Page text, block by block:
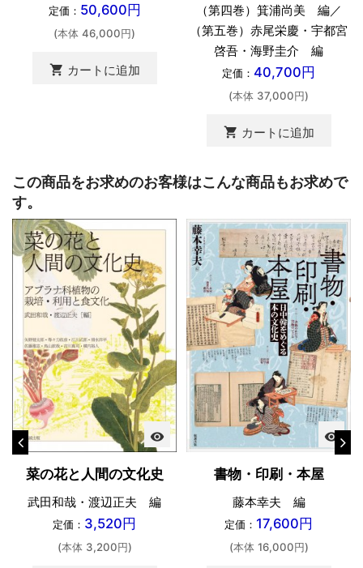
定価： 50,600円
(本体 46,000円)
shopping_cart カートに追加
（第四巻）箕浦尚美 編／
（第五巻）赤尾栄慶・宇都宮
啓吾・海野圭介 編
定価： 40,700円
(本体 37,000円)
shopping_cart カートに追加
この商品をお求めのお客様はこんな商品もお求めで
す。
visibility
菜の花と人間の文化史
武田和哉・渡辺正夫 編
定価： 3,520円
(本体 3,200円)
visibility
書物・印刷・本屋
藤本幸夫 編
定価： 17,600円
(本体 16,000円)